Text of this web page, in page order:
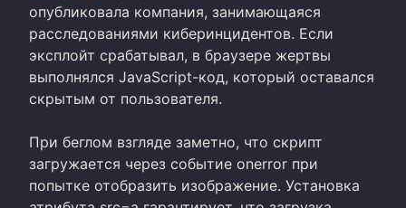
опубликовала компания, занимающаяся
расследованиями киберинцидентов. Если
эксплойт срабатывал, в браузере жертвы
выполнялся JavaScript-код, который оставался
скрытым от пользователя.
При беглом взгляде заметно, что скрипт
загружается через событие onerror при
попытке отобразить изображение. Установка